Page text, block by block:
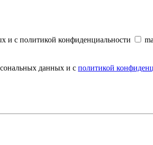
и с политикой конфиденциальности
данных и с политикой